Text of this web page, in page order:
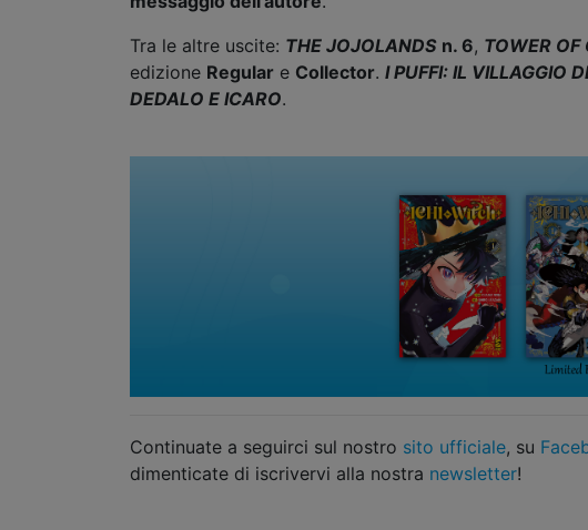
Tra le altre uscite: THE JOJOLANDS n. 6, TOWER OF
edizione Regular e Collector. I PUFFI: IL VILLAGGIO
DEDALO E ICARO.
Continuate a seguirci sul nostro sito ufficiale, su
dimenticate di iscrivervi alla nostra newsletter!